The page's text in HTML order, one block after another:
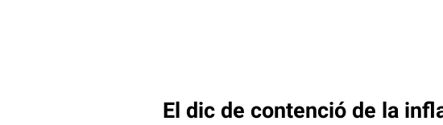
El dic de contenció de la